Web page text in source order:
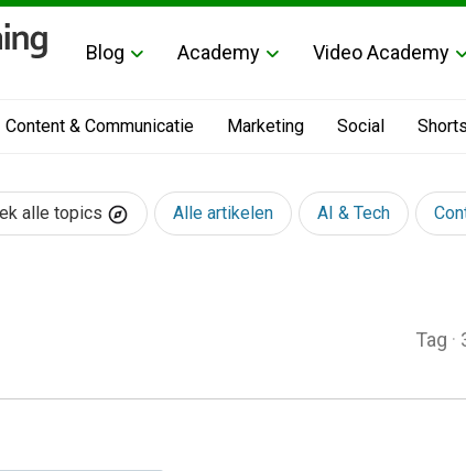
Blog Academy Video Academy
Content & Communicatie Marketing Social Shorts
alle topics Alle artikelen AI & Tech
Tag ·